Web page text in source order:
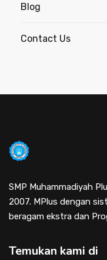
Blog
Contact Us
SMP Muhammadiyah
2007. MPlus dengan
beragam ekstra dan
Temukan kami di